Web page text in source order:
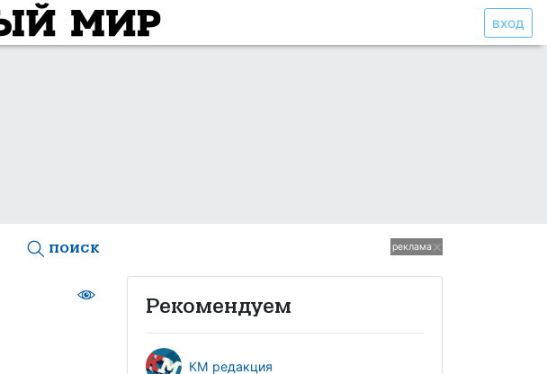
вход
поиск реклама
Рекомендуем
КМ редакция